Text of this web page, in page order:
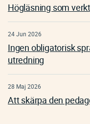
Högläsning som
24 Jun 2026
Ingen obligatorisk
utredning
28 Maj 2026
Att skärpa den